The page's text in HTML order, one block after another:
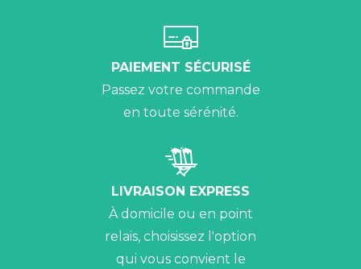
PAIEMENT SÉCURISÉ
Passez votre commande
en toute sérénité.
LIVRAISON EXPRESS
À domicile ou en point
relais, choisissez l'option
qui vous convient le